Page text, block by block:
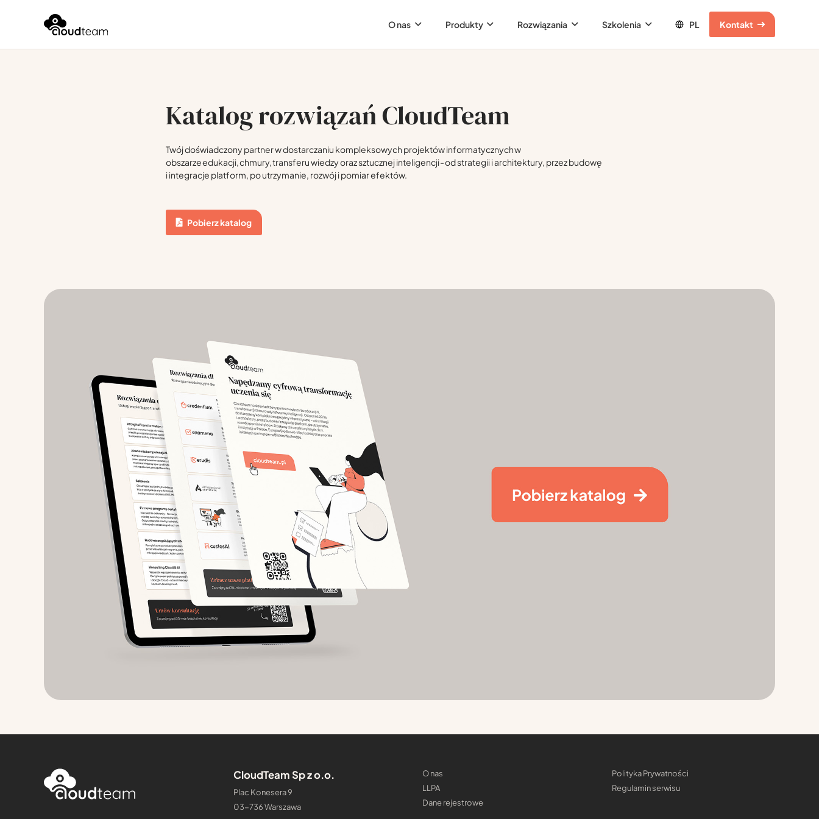
O nas Produkty Rozwiązania Szkolenia Kontakt
Katalog rozwiązań CloudTeam
Twój doświadczony partner w dostarczaniu kompleksowych projektów informatycznych w
obszarze edukacji, chmury, transferu wiedzy oraz sztucznej inteligencji - od strategii i architektury, przez budowę
i integracje platform, po utrzymanie, rozwój i pomiar efektów.
Pobierz katalog
CloudTeam Sp z o.o.
Plac Konesera 9
03-736 Warszawa
O nas
LLPA
Dane rejestrowe
Polityka Prywatności
Regulamin serwisu